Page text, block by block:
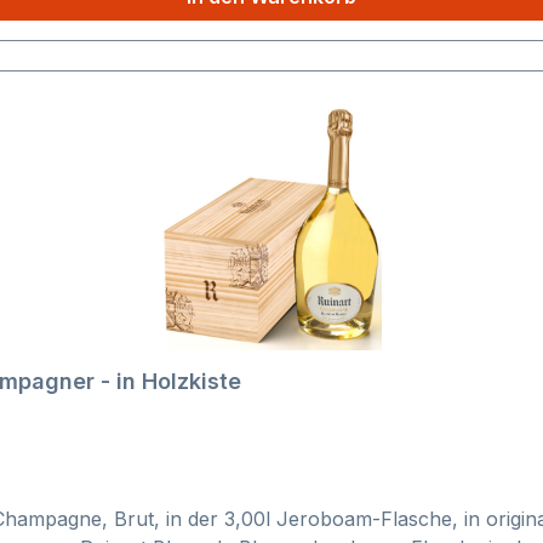
de Blancs Jeroboam - Champagner - in Holzkiste
Brut, in der 3,00l Jeroboam-Flasche, in